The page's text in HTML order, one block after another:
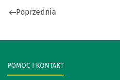
Poprzednia
POMOC I KONTAKT